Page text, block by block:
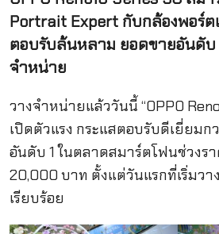
Portrait Expert กับกล้องพอร์ต
ตอบรับล้นหลาม ยอดขายอันดับ
จำหน่าย
วางจำหน่ายแล้ววันนี้ “OPPO
เปิดตัวแรง กระแสตอบรับดีเยี่ยม
อันดับ 1 ในตลาดสมาร์ตโฟนช่วงร
20,000 บาท ตั้งแต่วันแรกที่เริ่มว
เรียบร้อย